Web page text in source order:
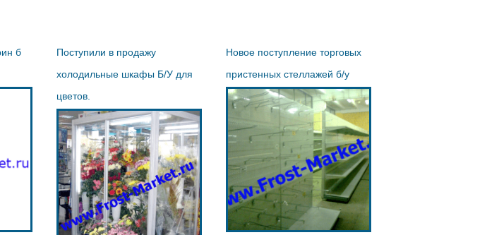
б
Поступили в продажу
холодильные шкафы Б/У для
цветов.
Новое поступление торговых
пристенных стеллажей б/у